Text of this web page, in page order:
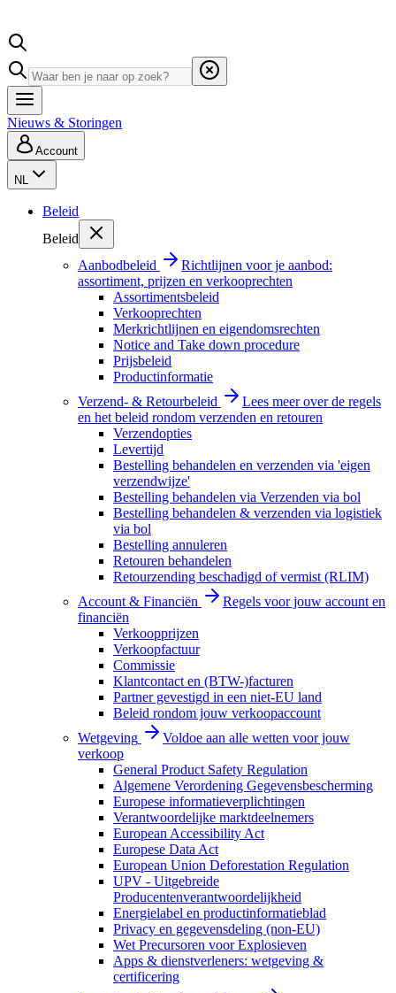
Nieuws & Storingen
Account
NL
Beleid
Beleid
Aanbodbeleid
Richtlijnen voor je aanbod:
assortiment, prijzen en verkooprechten
Assortimentsbeleid
Verkooprechten
Merkrichtlijnen en eigendomsrechten
Notice and Take down procedure
Prijsbeleid
Productinformatie
Verzend- & Retourbeleid
Lees meer over de regels
en het beleid rondom verzenden en retouren
Verzendopties
Levertijd
Bestelling behandelen en verzenden via 'eigen
verzendwijze'
Bestelling behandelen via Verzenden via bol
Bestelling behandelen & verzenden via logistiek
via bol
Bestelling annuleren
Retouren behandelen
Retourzending beschadigd of vermist (RLIM)
Account & Financiën
Regels voor jouw account en
financiën
Verkoopprijzen
Verkoopfactuur
Commissie
Klantcontact en (BTW-)facturen
Partner gevestigd in een niet-EU land
Beleid rondom jouw verkoopaccount
Wetgeving
Voldoe aan alle wetten voor jouw
verkoop
General Product Safety Regulation
Algemene Verordening Gegevensbescherming
Europese informatieverplichtingen
Verantwoordelijke marktdeelnemers
European Accessibility Act
Europese Data Act
European Union Deforestation Regulation
UPV - Uitgebreide
Producentenverantwoordelijkheid
Energielabel en productinformatieblad
Privacy en gegevensdeling (non-EU)
Wet Precursoren voor Explosieven
Apps & dienstverleners: wetgeving &
certificering